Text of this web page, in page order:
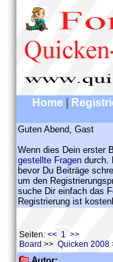
Home
Guten Abend, Gast
Wenn dies Dein erster
gestellte Fragen durch.
bevor Du Beiträge
um den
suche Dir einfach das
Registrierung ist
Seiten: << 1 >>
Board >> Quicken 2008